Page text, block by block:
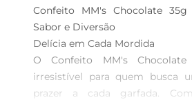
Confeito MM's Chocolate
Sabor e Diversão
Delícia em Cada Mordida
O Confeito MM's
irresistível para quem busca
prazer a cada garfada.